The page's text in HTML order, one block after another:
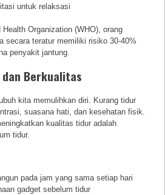
untuk relaksasi
Health Organization (WHO), orang
secara teratur memiliki risiko 30-40%
penyakit jantung.
Berkualitas
kita memulihkan diri. Kurang tidur
suasana hati, dan kesehatan fisik.
kualitas tidur adalah
tidur.
pada jam yang sama setiap hari
gadget sebelum tidur